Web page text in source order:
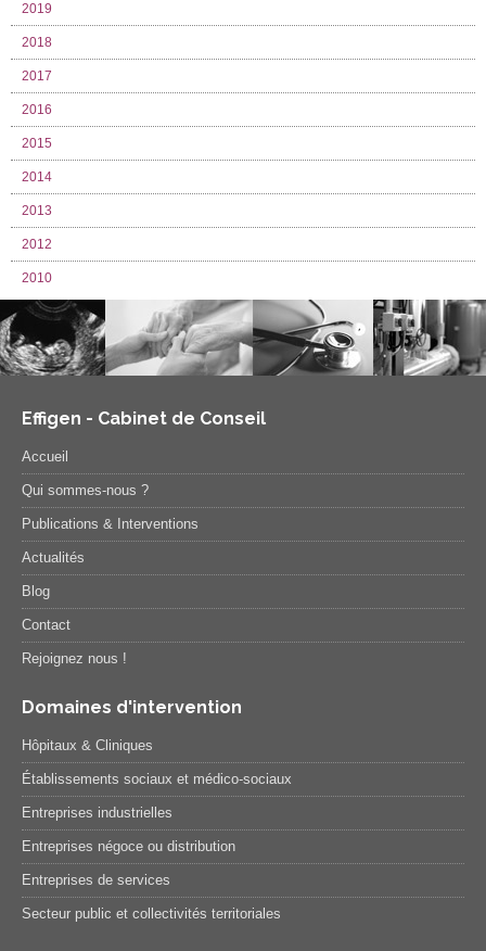
2019
2018
2017
2016
2015
2014
2013
2012
2010
Effigen - Cabinet de Conseil
Accueil
Qui sommes-nous ?
Publications & Interventions
Actualités
Blog
Contact
Rejoignez nous !
Domaines d'intervention
Hôpitaux & Cliniques
Établissements sociaux et médico-sociaux
Entreprises industrielles
Entreprises négoce ou distribution
Entreprises de services
Secteur public et collectivités territoriales